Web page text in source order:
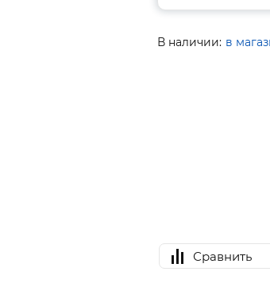
В наличии: в
Сравнить